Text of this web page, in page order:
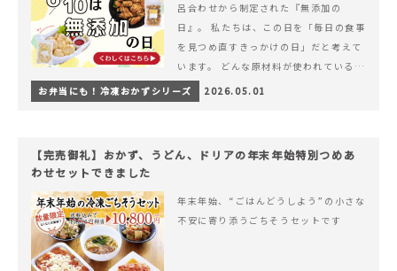
呂合わせから制定された『無添加の
日』。 私たちは、この日を「毎日の食事
を見つめ直すきっかけの日」だと考えて
います。 どんな原材料が使われているの
か。 どのようにつくられているのか。&
hellip; 続きを読む 【6月10日（無添加
お弁当にも！冷凍おかずシリーズ 2026.05.01
【完売御礼】おかず、うどん、ドリアの年末年始特別つめあ
わせセットできました
年末年始、“ごはんどうしよう”の小さな
不安に寄り添うごちそうセットです